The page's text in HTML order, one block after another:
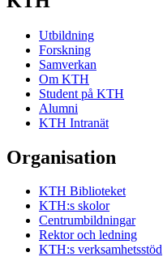
Utbildning
Forskning
Samverkan
Om KTH
Student på KTH
Alumni
KTH Intranät
Organisation
KTH Biblioteket
KTH:s skolor
Centrumbildningar
Rektor och ledning
KTH:s verksamhetsstöd